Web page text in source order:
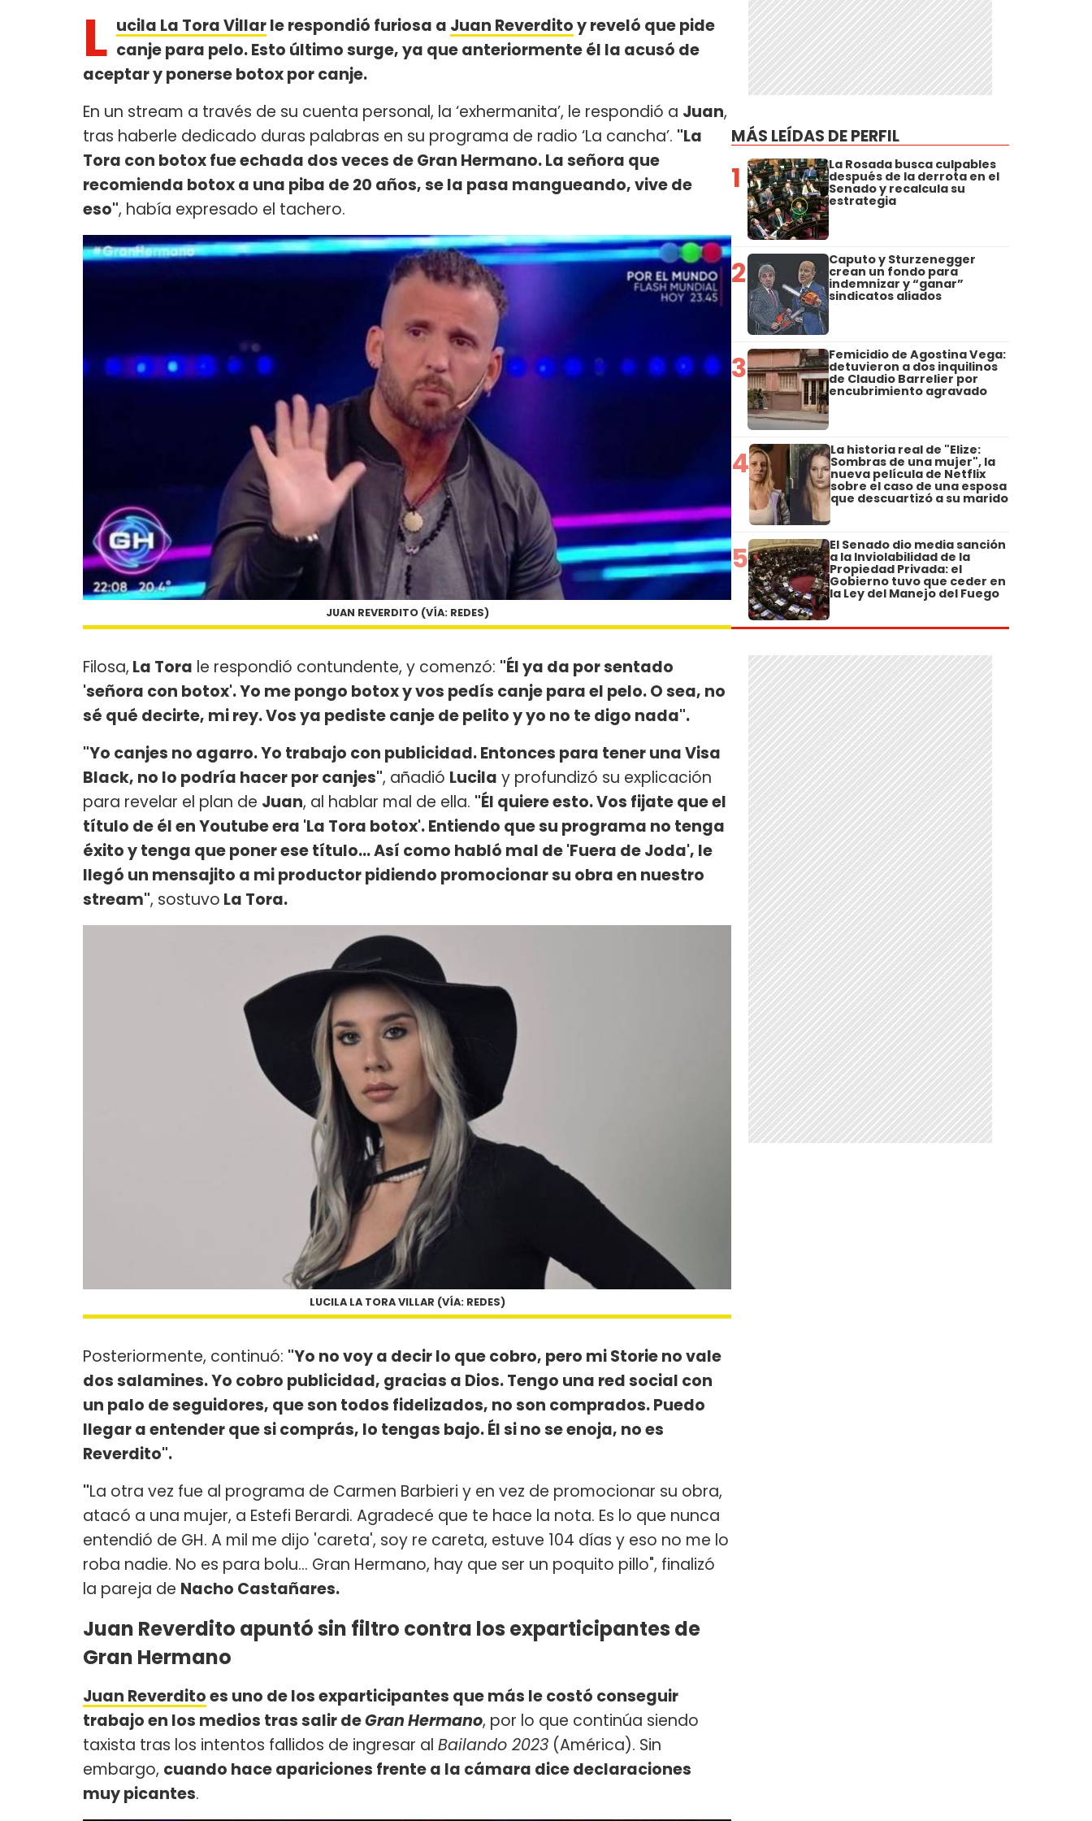
L ucila La Tora Villarle respondió furiosa a Juan Reverditoy reveló que pide
canje para pelo. Esto último surge, ya que anteriormente él la acusó de
aceptar y ponerse botox por canje.
En un stream a través de su cuenta personal, la ‘exhermanita’, le respondió a Juan,
tras haberle dedicado duras palabras en su programa de radio ‘La cancha’. "La
Tora con botox fue echada dos veces de Gran Hermano. La señora que
recomienda botox a una piba de 20 años, se la pasa mangueando, vive de
eso", había expresado el tachero.
JUAN REVERDITO (VÍA: REDES)
Filosa, La Tora le respondió contundente, y comenzó: "Él ya da por sentado
'señora con botox'. Yo me pongo botox y vos pedís canje para el pelo. O sea, no
sé qué decirte, mi rey. Vos ya pediste canje de pelito y yo no te digo nada".
"Yo canjes no agarro. Yo trabajo con publicidad. Entonces para tener una Visa
Black, no lo podría hacer por canjes", añadió Lucila y profundizó su explicación
para revelar el plan de Juan, al hablar mal de ella. "Él quiere esto. Vos fijate que el
título de él en Youtube era 'La Tora botox'. Entiendo que su programa no tenga
éxito y tenga que poner ese título... Así como habló mal de 'Fuera de Joda', le
llegó un mensajito a mi productor pidiendo promocionar su obra en nuestro
stream", sostuvo La Tora.
LUCILA LA TORA VILLAR (VÍA: REDES)
Posteriormente, continuó: "Yo no voy a decir lo que cobro, pero mi Storie no vale
dos salamines. Yo cobro publicidad, gracias a Dios. Tengo una red social con
un palo de seguidores, que son todos fidelizados, no son comprados. Puedo
llegar a entender que si comprás, lo tengas bajo. Él si no se enoja, no es
Reverdito".
"La otra vez fue al programa de Carmen Barbieri y en vez de promocionar su obra,
atacó a una mujer, a Estefi Berardi. Agradecé que te hace la nota. Es lo que nunca
entendió de GH. A mil me dijo 'careta', soy re careta, estuve 104 días y eso no me lo
roba nadie. No es para bolu... Gran Hermano, hay que ser un poquito pillo", finalizó
la pareja de Nacho Castañares.
Juan Reverdito apuntó sin filtro contra los exparticipantes de
Gran Hermano
Juan Reverditoes uno de los exparticipantes que más le costó conseguir
trabajo en los medios tras salir deGran Hermano, por lo que continúa siendo
taxista tras los intentos fallidos de ingresar al Bailando 2023 (América). Sin
embargo, cuando hace apariciones frente a la cámara dice declaraciones
muy picantes.
MÁS LEÍDAS DE PERFIL
1 La Rosada busca culpables
después de la derrota en el
Senado y recalcula su
estrategia
2 Caputo y Sturzenegger
crean un fondo para
indemnizar y “ganar”
sindicatos aliados
3 Femicidio de Agostina Vega:
detuvieron a dos inquilinos
de Claudio Barrelier por
encubrimiento agravado
4 La historia real de "Elize:
Sombras de una mujer", la
nueva película de Netflix
sobre el caso de una esposa
que descuartizó a su marido
5 El Senado dio media sanción
a la Inviolabilidad de la
Propiedad Privada: el
Gobierno tuvo que ceder en
la Ley del Manejo del Fuego